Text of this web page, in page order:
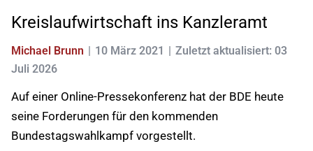
Kreislaufwirtschaft ins Kanzleramt
Michael Brunn 10 März 2021
Zuletzt aktualisiert: 03
Juli 2026
Auf einer Online-Pressekonferenz hat der BDE heute
seine Forderungen für den kommenden
Bundestagswahlkampf vorgestellt.